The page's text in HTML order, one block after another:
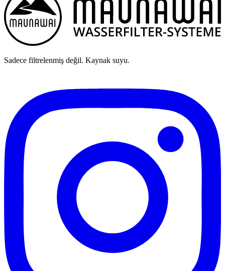
Sadece filtrelenmiş değil. Kaynak suyu.